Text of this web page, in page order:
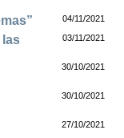
04/11/2021
las 03/11/2021
30/10/2021
30/10/2021
27/10/2021